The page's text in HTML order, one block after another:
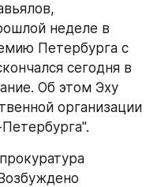
неделе в
Петербурга с
сегодня в
Об этом Эху
организации